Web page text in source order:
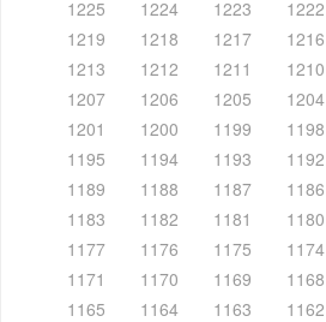
1225
1224 1223 1222
1219
1218 1217 1216
1213
1212 1211 1210
1207
1206 1205 1204
1201
1200 1199 1198
1195
1194 1193 1192
1189
1188 1187 1186
1183
1182 1181 1180
1177
1176 1175 1174
1171
1170 1169 1168
1165
1164 1163 1162